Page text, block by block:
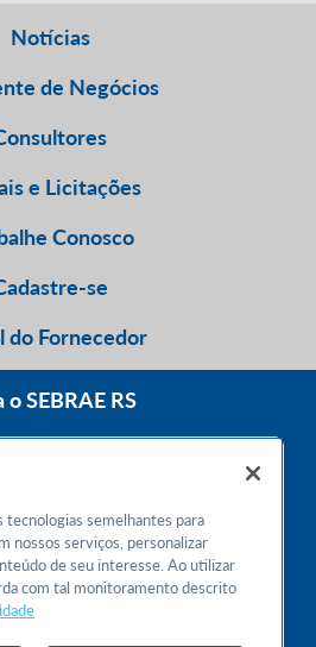
Notícias
de Negócios
e Licitações
Conosco
se
do Fornecedor
o SEBRAE RS
24h
no WhatsApp
tecnologias semelhantes para
nossos serviços, personalizar
de seu interesse. Ao utilizar
com tal monitoramento descrito